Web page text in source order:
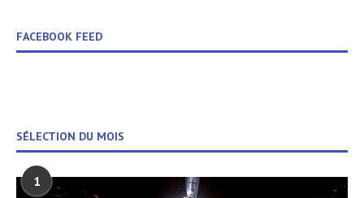
FACEBOOK FEED
SÉLECTION DU MOIS
1